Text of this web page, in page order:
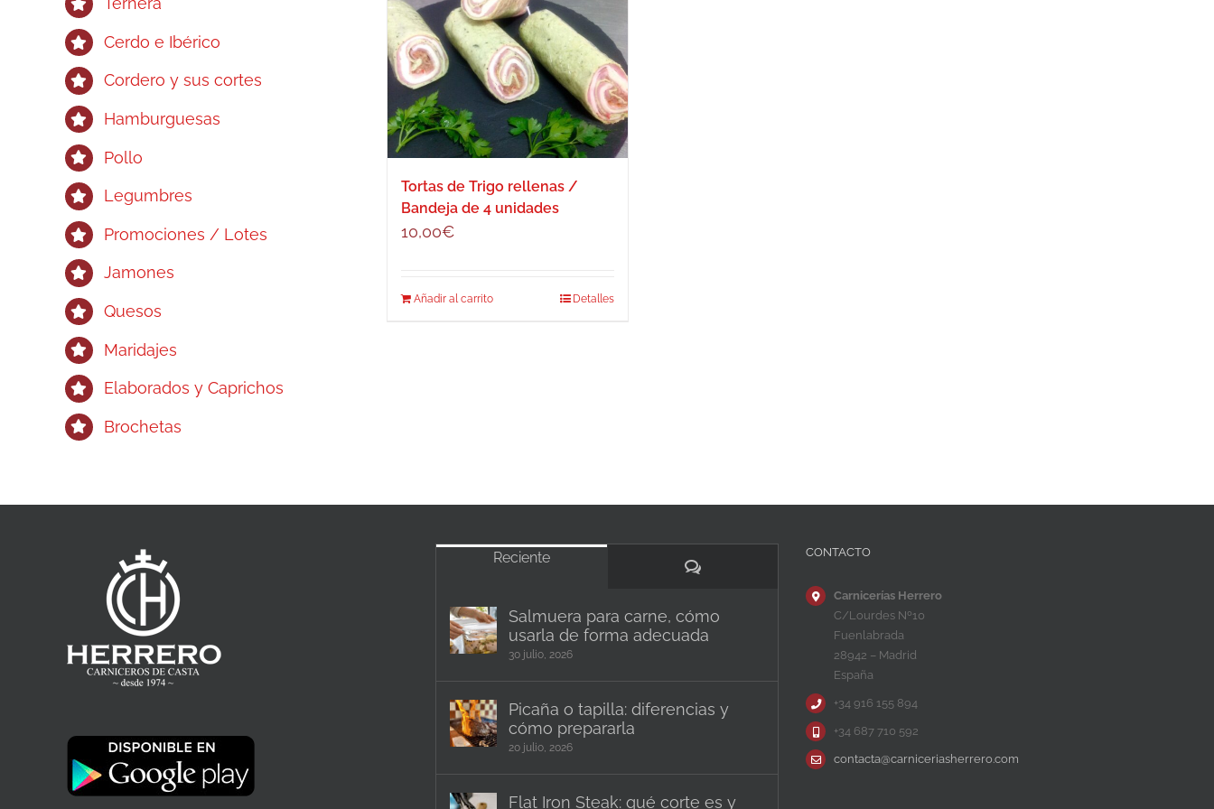
Tortas de Trigo rellenas /
Bandeja de 4 unidades
10,00€
Añadir al carrito Detalles
Cerdo e Ibérico
Cordero y sus cortes
Hamburguesas
Pollo
Legumbres
Promociones / Lotes
Jamones
Quesos
Maridajes
Elaborados y Caprichos
Brochetas
Reciente
Comentarios
Salmuera para carne, cómo
usarla de forma adecuada
30 julio, 2026
Picaña o tapilla: diferencias y
cómo prepararla
20 julio, 2026
Flat Iron Steak: qué corte es y
CONTACTO
Carnicerías Herrero
C/Lourdes Nº10
Fuenlabrada
28942 – Madrid
España
+34 916 155 894
+34 687 710 592
contacta@carniceriasherrero.com